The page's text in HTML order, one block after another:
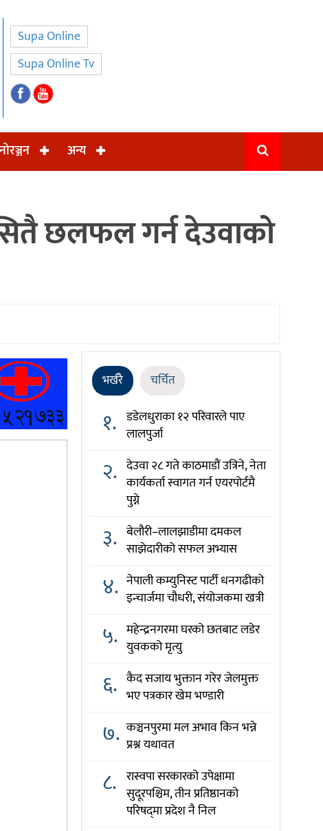
Supa Online
Supa Online Tv
अन्य
सितै छलफल गर्न देउवाको
भर्खरै चर्चित
१. डडेलधुराका १२ परिवारले पाए
लालपुर्जा
२. देउवा २८ गते काठमाडौं उत्रिने, नेता
कार्यकर्ता स्वागत गर्न एयरपोर्टमै
पुग्ने
३. बेलौरी–लालझाडीमा दमकल
साझेदारीको सफल अभ्यास
४. नेपाली कम्युनिस्ट पार्टी धनगढीको
इन्चार्जमा चौधरी, संयोजकमा खत्री
५. महेन्द्रनगरमा घरको छतबाट लडेर
युवकको मृत्यु
६. कैद सजाय भुक्तान गरेर जेलमुक्त
भए पत्रकार खेम भण्डारी
७. कञ्चनपुरमा मल अभाव किन भन्ने
प्रश्न यथावत
८. रास्वपा सरकारको उपेक्षामा
सुदूरपश्चिम, तीन प्रतिष्ठानको
परिषद्‌मा प्रदेश नै निल